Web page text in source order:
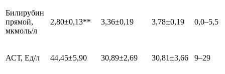
Билирубин
прямой,
мкмоль/л
2,80±0,13** 3,36±0,19 3,78±0,19 0,0–5,5
АСТ, Ед/л 44,45±5,90 30,89±2,69 30,81±3,66 9–29